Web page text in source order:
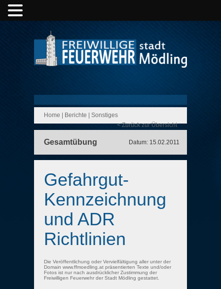
Home Berichte
Sonstiges
< Zurück zur Übersicht
Gesamtübung Datum: 15.02.2011
Gefahrgut-
Kennzeichnung
und ADR
Richtlinien
Die Veröffentlichung oder Vervielfältigung aller unter der
Domain www.ffmoedling.at präsentierten Texte und/oder
Fotos ist nur nach ausdrücklicher Zustimmung der
Freiwilligen Feuerwehr der Stadt Mödling gestattet.